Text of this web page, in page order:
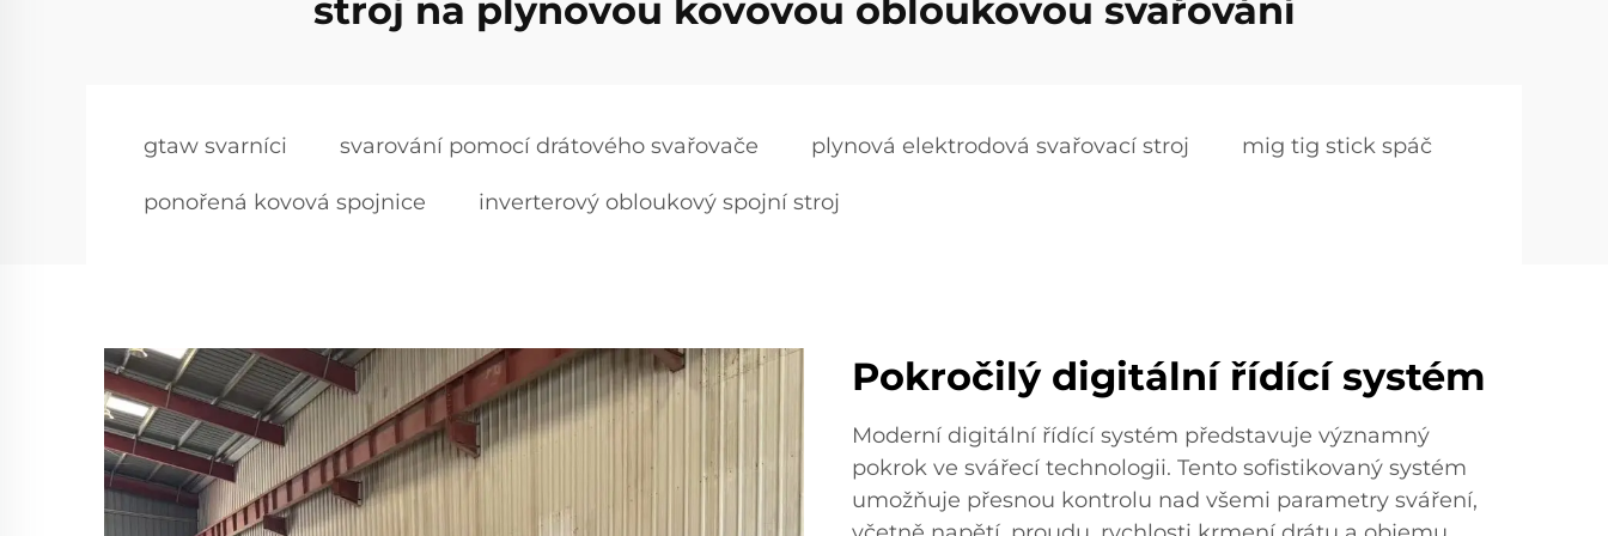
stroj na plynovou kovovou obloukovou svařování
gtaw svarníci svarování pomocí drátového svařovače plynová elektrodová svařovací stroj mig tig stick spáč
ponořená kovová spojnice inverterový obloukový spojní stroj
Pokročilý digitální řídící systém
Moderní digitální řídící systém představuje významný
pokrok ve svářecí technologii. Tento sofistikovaný systém
umožňuje přesnou kontrolu nad všemi parametry sváření,